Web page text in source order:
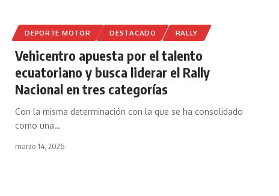
DEPORTE MOTOR DESTACADO RALLY
Vehicentro apuesta por el talento
ecuatoriano y busca liderar el Rally
Nacional en tres categorías
Con la misma determinación con la que se ha consolidado
como una…
marzo 14, 2026